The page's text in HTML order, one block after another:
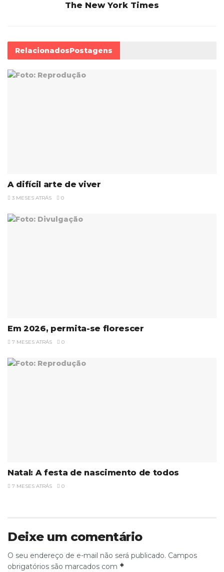
The New York Times
RelacionadosPostagens
A difícil arte de viver
3 MESES ATRÁS 0
Em 2026, permita-se florescer
7 MESES ATRÁS 0
Natal: A festa de nascimento de todos
7 MESES ATRÁS 0
Deixe um comentário
O seu endereço de e-mail não será publicado. Campos
obrigatórios são marcados com *